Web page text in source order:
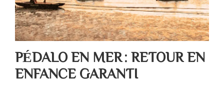
PÉDALO EN MER : RETOUR EN
ENFANCE GARANTI